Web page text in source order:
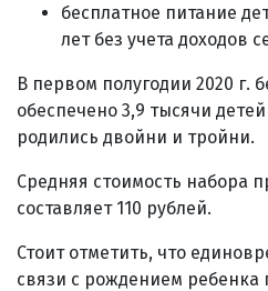
бесплатное питание
лет без учета доходов
В первом полугодии 2020 г.
обеспечено 3,9 тысячи
родились двойни и тройни.
Средняя стоимость набора
составляет 110 рублей.
Стоит отметить, что
связи с рождением